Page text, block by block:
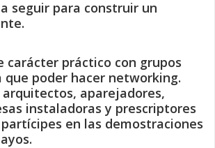
seguir para construir un
carácter práctico con grupos
que poder hacer networking.
aparejadores,
instaladoras y prescriptores
en las demostraciones